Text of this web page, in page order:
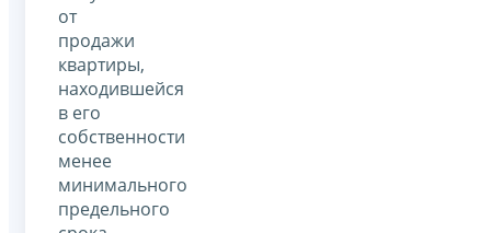
от
продажи
квартиры,
находившейся
в его
собственности
менее
минимального
предельного